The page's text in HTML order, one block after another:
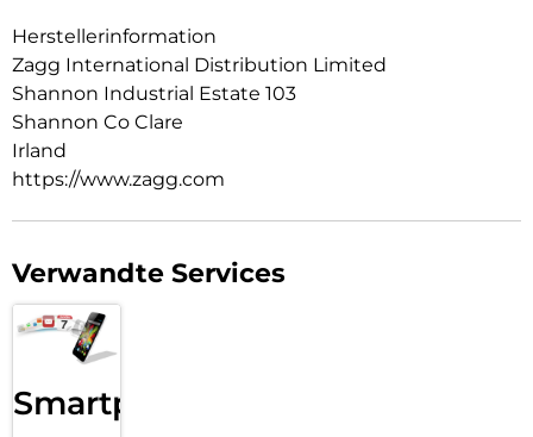
strapazierfähige Hülle die Seiten und die Rückseite Ihres
Geltung bringt.
Herstellerinformation
Zagg International Distribution Limited
Shannon Industrial Estate 103
Shannon Co Clare
Irland
https://www.zagg.com
Verwandte Services
Smartphone